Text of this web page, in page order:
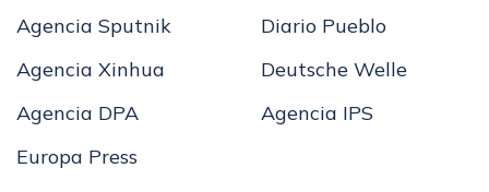
Agencia Sputnik
Agencia Xinhua
Agencia DPA
Europa Press
Diario Pueblo
Deutsche Welle
Agencia IPS